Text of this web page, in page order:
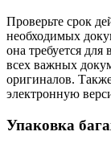
Проверьте срок
необходимых
она требуется
всех важных
оригиналов. Также
электронную
Упаковка